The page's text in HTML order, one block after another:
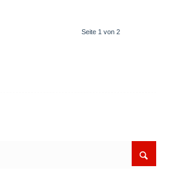
Seite 1 von 2